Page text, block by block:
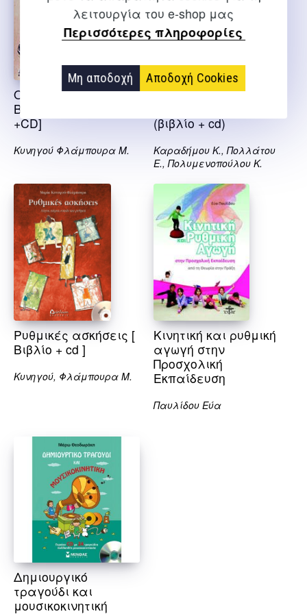
λειτουργία του e-shop μας
Περισσότερες πληροφορίες
Μη αποδοχή Αποδοχή Cookies
Ο μπαξές της
Βερενίκης [βιβλίο
+CD]
Κυνηγού Φλάμπουρα Μ.
Ρυθμικές ασκήσεις
(βιβλίο + cd)
Καραδήμου Κ., Πολλάτου
Ε., Πολυμενοπούλου Κ.
Ρυθμικές ασκήσεις [
Βιβλίο + cd ]
Κυνηγού, Φλάμπουρα Μ.
Κινητική και ρυθμική
αγωγή στην
Προσχολική
Εκπαίδευση
Παυλίδου Εύα
Δημιουργικό
τραγούδι και
μουσικοκινητική